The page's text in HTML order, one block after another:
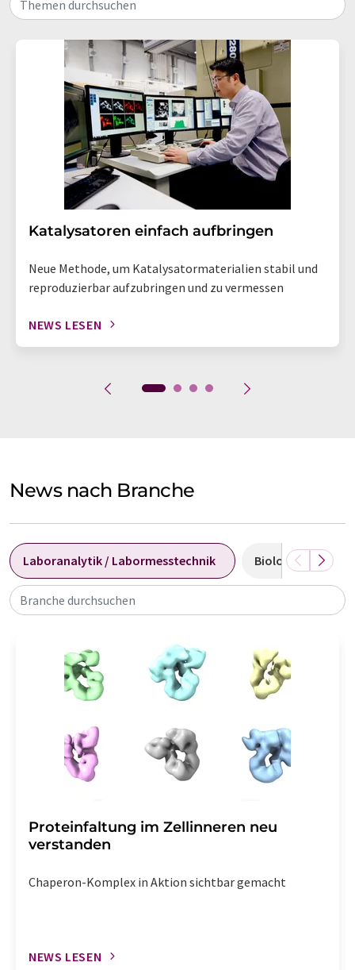
Themen durchsuchen
Katalysatoren einfach aufbringen
Neue Methode, um Katalysatormaterialien stabil und
reproduzierbar aufzubringen und zu vermessen
NEWS LESEN
News nach Branche
Laboranalytik / Labormesstechnik Biologie
Branche durchsuchen
Proteinfaltung im Zellinneren neu
verstanden
Chaperon-Komplex in Aktion sichtbar gemacht
NEWS LESEN